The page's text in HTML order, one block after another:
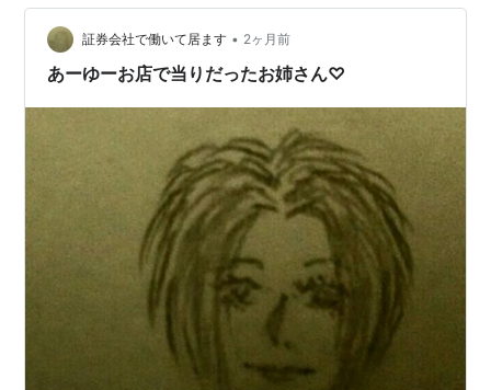
仲良くなりたいのだという。 わたしはクラスで孤立して
いたので、可哀想にでも思…
証券会社で働いて居ます • 2ヶ月前
あーゆーお店で当りだったお姉さん♡